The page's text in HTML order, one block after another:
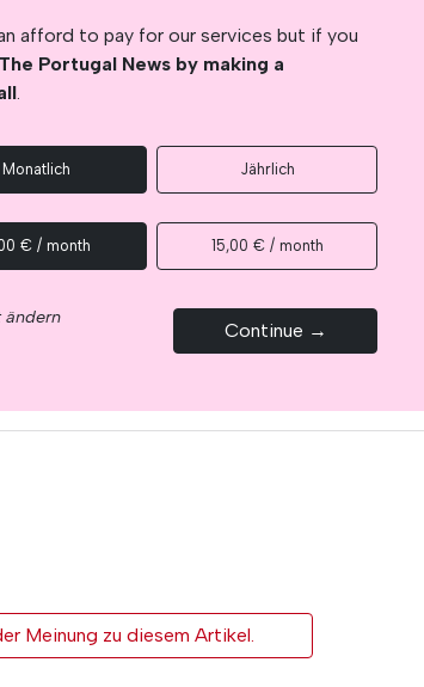
afford to pay for our services but if you
Portugal News by making a
.
Monatlich Jährlich
€ / month 15,00 € / month
ändern
Continue →
Meinung zu diesem Artikel.